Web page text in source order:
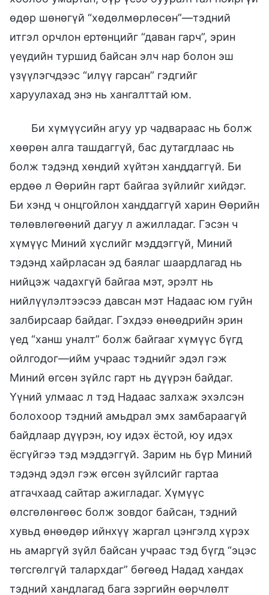
өдөр шөнөгүй “хөдөлмөрлөсөн”—тэдний
итгэл орчлон ертөнцийг “даван гарч”, эрин
үеүдийн туршид байсан элч нар болон эш
үзүүлэгчдээс “илүү гарсан” гэдгийг
харуулахад энэ нь хангалттай юм.
Би хүмүүсийн агуу ур чадвараас нь болж
хөөрөн алга ташдаггүй, бас дутагдлаас нь
болж тэдэнд хөндий хүйтэн ханддаггүй. Би
ердөө л Өөрийн гарт байгаа зүйлийг хийдэг.
Би хэнд ч онцгойлон ханддаггүй харин Өөрийн
төлөвлөгөөний дагуу л ажилладаг. Гэсэн ч
хүмүүс Миний хүслийг мэддэггүй, Миний
тэдэнд хайрласан эд баялаг шаардлагад нь
нийцэж чадахгүй байгаа мэт, эрэлт нь
нийлүүлэлтээсээ давсан мэт Надаас юм гуйн
залбирсаар байдаг. Гэхдээ өнөөдрийн эрин
үед “ханш уналт” болж байгааг хүмүүс бүгд
ойлгодог—ийм учраас тэднийг эдэл гэж
Миний өгсөн зүйлс гарт нь дүүрэн байдаг.
Үүний улмаас л тэд Надаас залхаж эхэлсэн
болохоор тэдний амьдрал эмх замбараагүй
байдлаар дүүрэн, юу идэх ёстой, юу идэх
ёсгүйгээ тэд мэддэггүй. Зарим нь бүр Миний
тэдэнд эдэл гэж өгсөн зүйлсийг гартаа
атгачхаад сайтар ажигладаг. Хүмүүс
өлсгөлөнгөөс болж зовдог байсан, тэдний
хувьд өнөөдөр ийнхүү жаргал цэнгэлд хүрэх
нь амаргүй зүйл байсан учраас тэд бүгд “эцэс
төгсгөлгүй талархдаг” бөгөөд Надад хандах
тэдний хандлагад бага зэргийн өөрчлөлт